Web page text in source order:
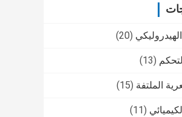
(20)
(13)
الملتفة (15)
(11)